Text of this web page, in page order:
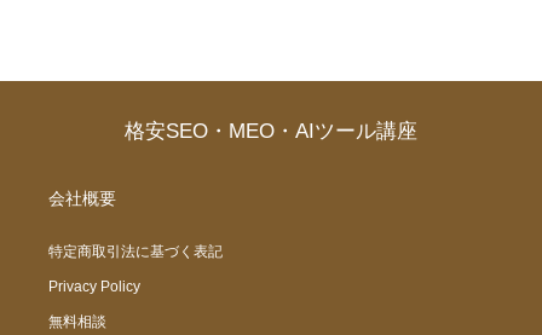
格安SEO・MEO・AIツール講座
会社概要
特定商取引法に基づく表記
Privacy Policy
無料相談